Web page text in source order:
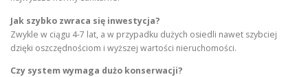
Jak szybko zwraca się inwestycja?
Zwykle w ciągu 4-7 lat, a w przypadku dużych osiedli nawet szybciej
dzięki oszczędnościom i wyższej wartości nieruchomości.
Czy system wymaga dużo konserwacji?